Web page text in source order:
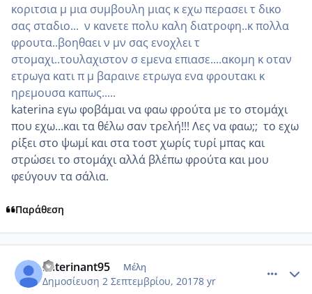
κοριτσια μ μια συμβουλη μιας κ εχω περασει τ δικο
σας σταδιο... ν κανετε πολυ καλη διατροφη..κ πολλα
φρουτα..βοηθαει ν μν σας ενοχλει τ
στομαχι..τουλαχιστον σ εμενα επιασε....ακομη κ οταν
ετρωγα κατι π μ βαραινε ετρωγα ενα φρουτακι κ
ηρεμουσα καπως.....
katerina εγω φοβάμαι να φαω φρούτα με το στομάχι
που εχω...και τα θέλω σαν τρελή!!! Λες να φαω;; το εχω
ρίξει στο ψωμί και στα τοστ χωρίς τυρί μπας και
στρώσει το στομάχι αλλά βλέπω φρούτα και μου
φεύγουν τα σάλια.
Παράθεση
katerinant95 Μέλη
Δημοσίευση 2 Σεπτεμβρίου, 20178 yr